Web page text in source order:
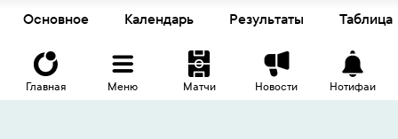
Главная Меню Матчи Новости Нотифаи
Основное Календарь Результаты Таблица